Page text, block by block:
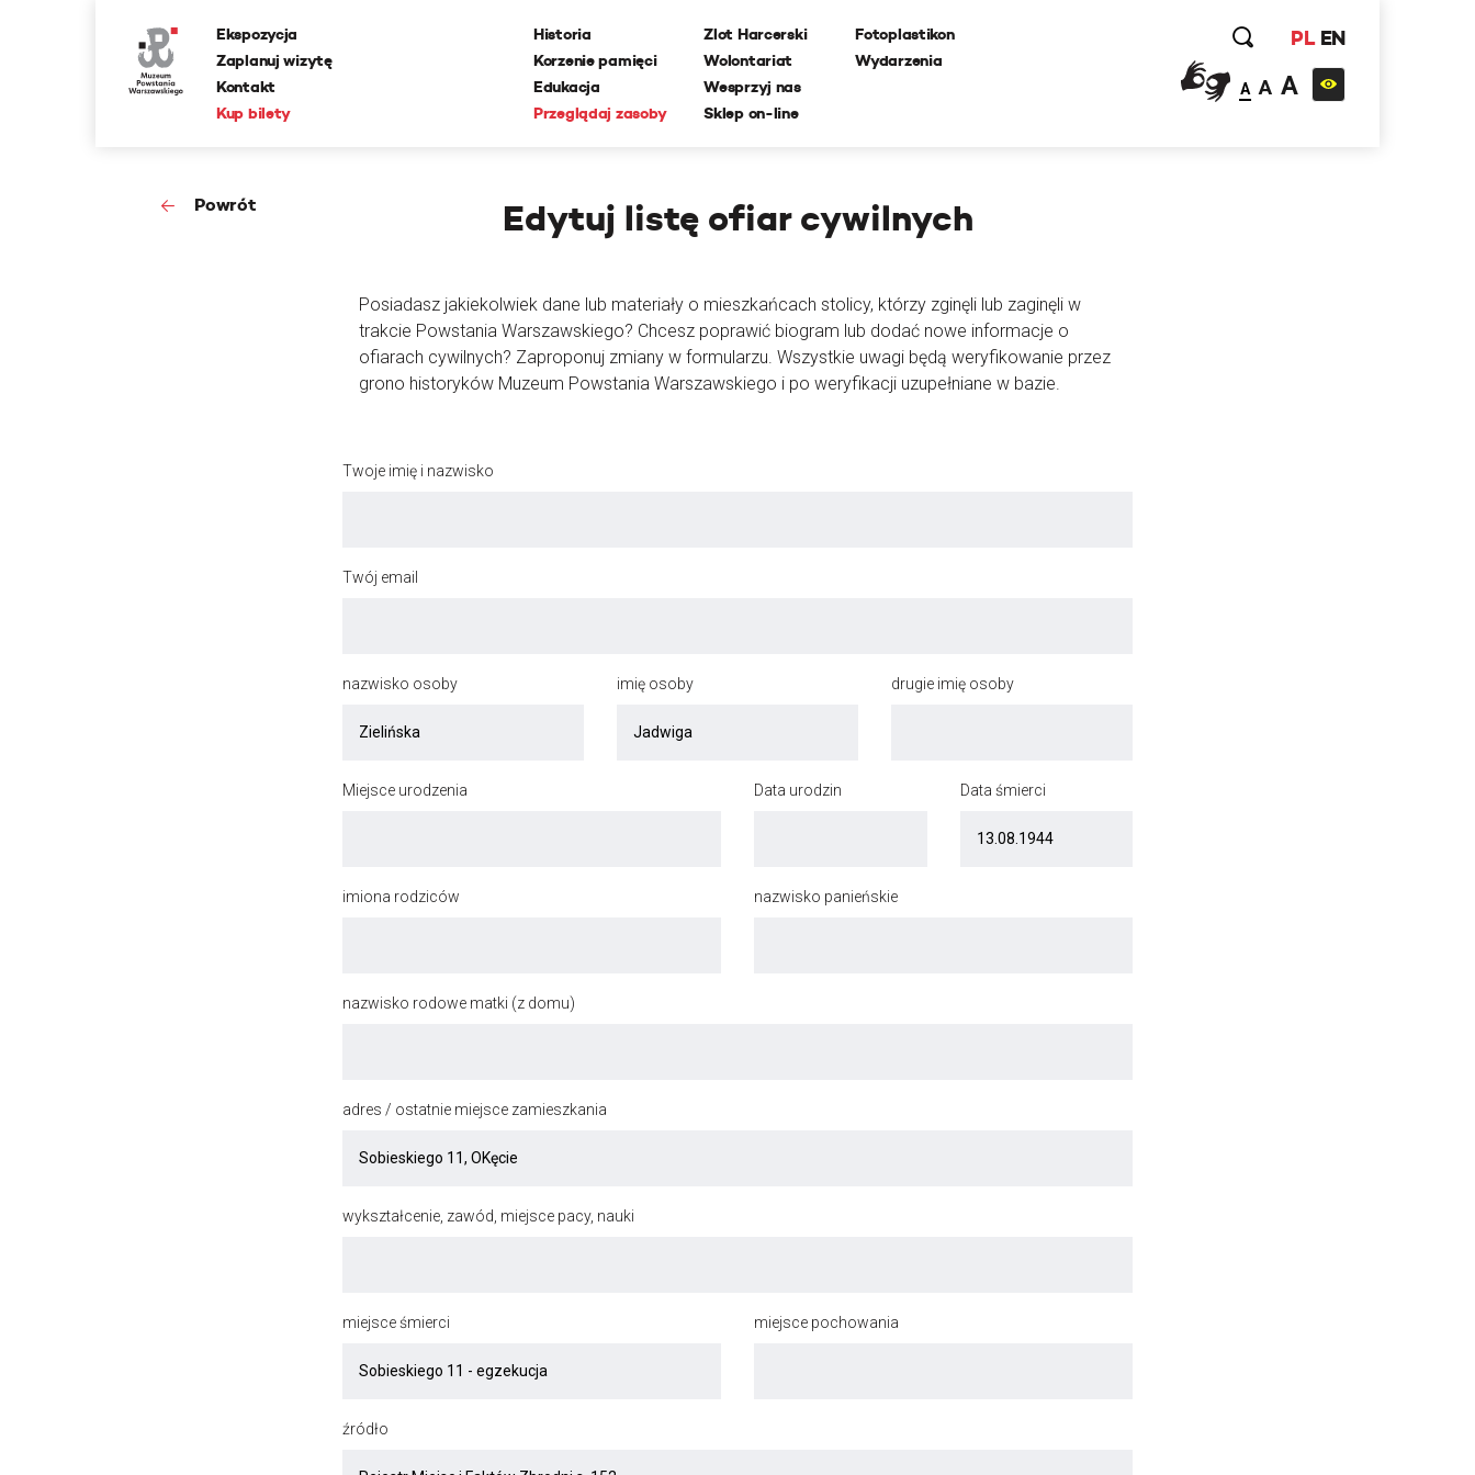
Ekspozycja
Zaplanuj wizytę
Kontakt
Kup bilety
Historia
Korzenie pamięci
Edukacja
Przeglądaj zasoby
Zlot Harcerski
Wolontariat
Wesprzyj nas
Sklep on-line
Fotoplastikon
Wydarzenia
PL EN
A A A
Powrót Edytuj listę ofiar cywilnych
Posiadasz jakiekolwiek dane lub materiały o mieszkańcach stolicy, którzy zginęli lub zaginęli w
trakcie Powstania Warszawskiego? Chcesz poprawić biogram lub dodać nowe informacje o
ofiarach cywilnych? Zaproponuj zmiany w formularzu. Wszystkie uwagi będą weryfikowanie przez
grono historyków Muzeum Powstania Warszawskiego i po weryfikacji uzupełniane w bazie.
Twoje imię i nazwisko
Twój email
nazwisko osoby imię osoby drugie imię osoby
Miejsce urodzenia Data urodzin Data śmierci
imiona rodziców nazwisko panieńskie
nazwisko rodowe matki (z domu)
adres / ostatnie miejsce zamieszkania
wykształcenie, zawód, miejsce pacy, nauki
miejsce śmierci miejsce pochowania
źródło